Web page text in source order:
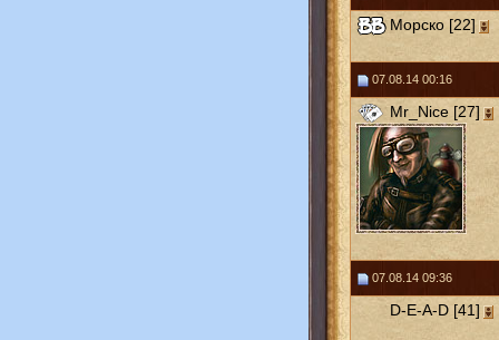
Морско [22]
07.08.14 00:16
Mr_Nice [27]
07.08.14 09:36
D-E-A-D [41]